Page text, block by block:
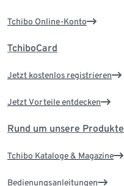
Tchibo Online-Konto
TchiboCard
Jetzt kostenlos registrieren
Jetzt Vorteile entdecken
Rund um unsere Produkte
Tchibo Kataloge & Magazine
Bedienungsanleitungen